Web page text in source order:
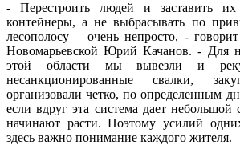
- Перестроить людей и заставить
контейнеры, а не выбрасывать по
лесополосу – очень непросто, -
Новомарьевской Юрий Качанов. - Для
этой области мы вывезли и
несанкционированные свалки,
организовали четко, по определенным
если вдруг эта система дает небольшой
начинают расти. Поэтому усилий
здесь важно понимание каждого жителя.